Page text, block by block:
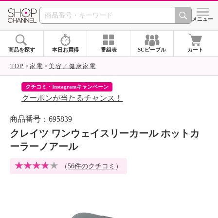
SHOP CHANNEL シメニュー
商品を探す 本日お買得 番組表 SCピープル カート
TOP 家電 美容／健康家電
クチコミ・Instagramキャンペーン
クーポンが当たるチャンス！
商品番号：695839
クレイツ ワンウェイスリーカール ホットカ
ーラーノアール
（56件のクチコミ ）